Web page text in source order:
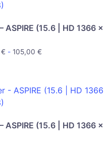
ASPIRE (15.6 | HD 1366 x
€ - 105,00 €
ASPIRE (15.6 | HD 1366 x